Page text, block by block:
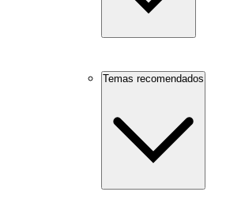
Temas recomendados